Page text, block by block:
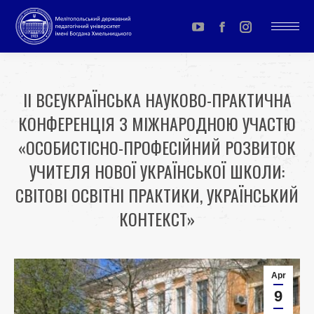
YouTube
page
in
new
window
Facebook
page
in
new
window
Instagram
page
in
new
window
ІІ ВСЕУКРАЇНСЬКА НАУКОВО-ПРАКТИЧНА
КОНФЕРЕНЦІЯ З МІЖНАРОДНОЮ УЧАСТЮ
«ОСОБИСТІСНО-ПРОФЕСІЙНИЙ РОЗВИТОК
УЧИТЕЛЯ НОВОЇ УКРАЇНСЬКОЇ ШКОЛИ:
СВІТОВІ ОСВІТНІ ПРАКТИКИ, УКРАЇНСЬКИЙ
КОНТЕКСТ»
Apr
9